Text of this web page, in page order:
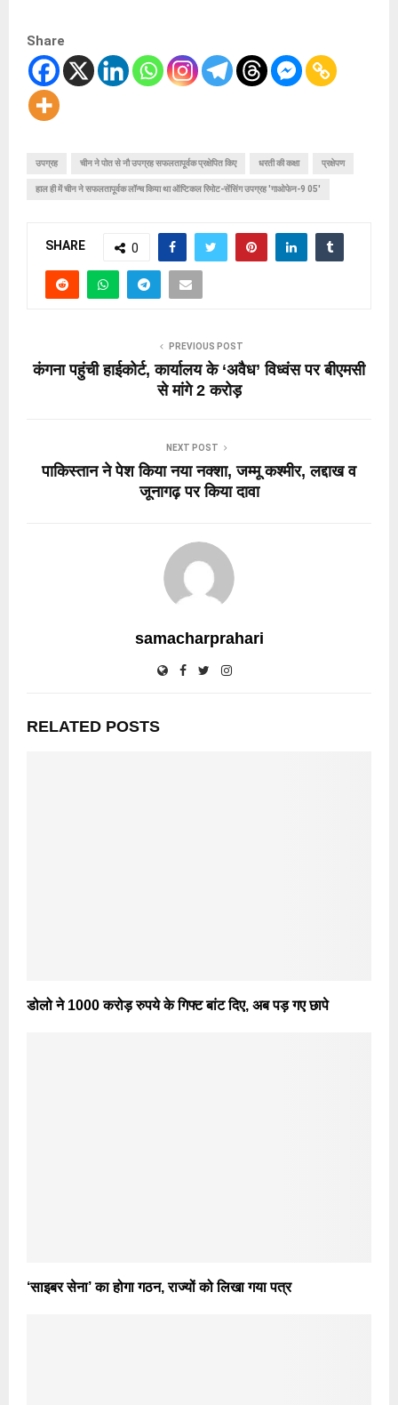
Share
उपग्रह चीन ने पोत से नौ उपग्रह सफलतापूर्वक प्रक्षेपित किए धरती की कक्षा प्रक्षेपण
हाल ही में चीन ने सफलतापूर्वक लॉन्च किया था ऑप्टिकल रिमोट-सेंसिंग उपग्रह 'गाओफेन-9 05'
SHARE 0
PREVIOUS POST
कंगना पहुंची हाईकोर्ट, कार्यालय के ‘अवैध’ विध्वंस पर बीएमसी
से मांगे 2 करोड़
NEXT POST
पाकिस्तान ने पेश किया नया नक्शा, जम्मू कश्मीर, लद्दाख व
जूनागढ़ पर किया दावा
samacharprahari
RELATED POSTS
डोलो ने 1000 करोड़ रुपये के गिफ्ट बांट दिए, अब पड़ गए छापे
‘साइबर सेना’ का होगा गठन, राज्यों को लिखा गया पत्र